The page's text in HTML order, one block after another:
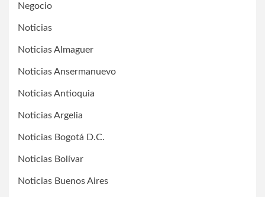
Negocio
Noticias
Noticias Almaguer
Noticias Ansermanuevo
Noticias Antioquia
Noticias Argelia
Noticias Bogotá D.C.
Noticias Bolívar
Noticias Buenos Aires